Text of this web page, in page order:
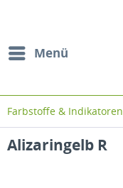
Menü
Farbstoffe & Indikatoren
Alizaringelb R